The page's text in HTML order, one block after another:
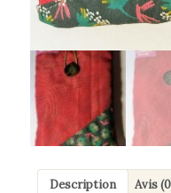
Description Avis